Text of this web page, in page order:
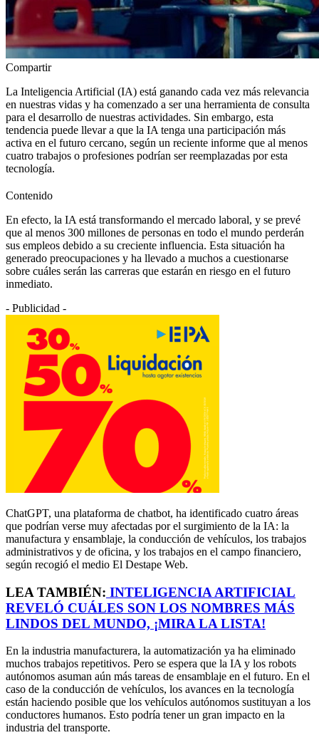
Compartir
La Inteligencia Artificial (IA) está ganando cada vez más relevancia
en nuestras vidas y ha comenzado a ser una herramienta de consulta
para el desarrollo de nuestras actividades. Sin embargo, esta
tendencia puede llevar a que la IA tenga una participación más
activa en el futuro cercano, según un reciente informe que al menos
cuatro trabajos o profesiones podrían ser reemplazadas por esta
tecnología.
Contenido
En efecto, la IA está transformando el mercado laboral, y se prevé
que al menos 300 millones de personas en todo el mundo perderán
sus empleos debido a su creciente influencia. Esta situación ha
generado preocupaciones y ha llevado a muchos a cuestionarse
sobre cuáles serán las carreras que estarán en riesgo en el futuro
inmediato.
- Publicidad -
ChatGPT, una plataforma de chatbot, ha identificado cuatro áreas
que podrían verse muy afectadas por el surgimiento de la IA: la
manufactura y ensamblaje, la conducción de vehículos, los trabajos
administrativos y de oficina, y los trabajos en el campo financiero,
según recogió el medio El Destape Web.
LEA TAMBIÉN: INTELIGENCIA ARTIFICIAL
REVELÓ CUÁLES SON LOS NOMBRES MÁS
LINDOS DEL MUNDO, ¡MIRA LA LISTA!
En la industria manufacturera, la automatización ya ha eliminado
muchos trabajos repetitivos. Pero se espera que la IA y los robots
autónomos asuman aún más tareas de ensamblaje en el futuro. En el
caso de la conducción de vehículos, los avances en la tecnología
están haciendo posible que los vehículos autónomos sustituyan a los
conductores humanos. Esto podría tener un gran impacto en la
industria del transporte.